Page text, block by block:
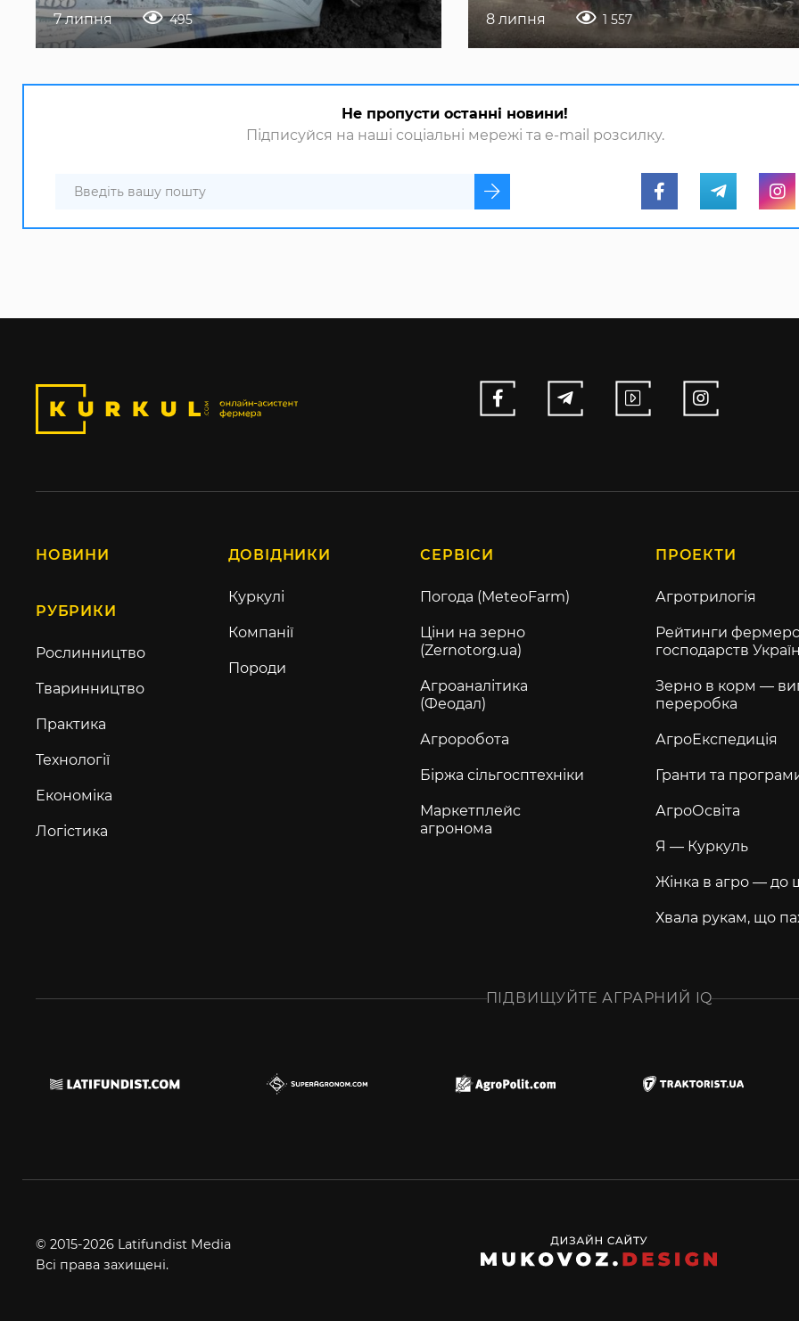
7 липня 495 8 липня 1 557
Не пропусти останні новини!
Підписуйся на наші соціальні мережі та e-mail розсилку.
НОВИНИ
РУБРИКИ
Рослинництво
Тваринництво
Практика
Технології
Економіка
Логістика
ДОВІДНИКИ
Куркулі
Компанії
Породи
СЕРВІСИ
Погода (MeteoFarm)
Ціни на зерно
(Zernotorg.ua)
Агроаналітика
(Феодал)
Агроробота
Біржа сільгосптехніки
Маркетплейс
агронома
ПРОЕКТИ
Агротрилогія
Рейтинги
господарств
Зерно в корм —
переробка
АгроЕкспедиція
Гранти та
АгроОсвіта
Я — Куркуль
Жінка в агро — до
Хвала рукам, що
ПІДВИЩУЙТЕ АГРАРНИЙ IQ
© 2015-2026 Latifundist Media
Всі права захищені.